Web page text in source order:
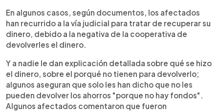
En algunos casos, según documentos, los afectados
han recurrido a la vía judicial para tratar de recuperar su
dinero, debido a la negativa de la cooperativa de
devolverles el dinero.
Y a nadie le dan explicación detallada sobre qué se hizo
el dinero, sobre el porqué no tienen para devolverlo;
algunos aseguran que solo les han dicho que no les
pueden devolver los ahorros "porque no hay fondos".
Algunos afectados comentaron que fueron